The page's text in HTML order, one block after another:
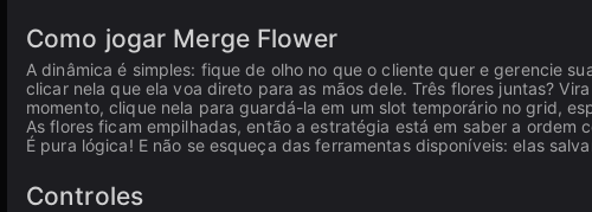
Como jogar Merge Flower
A dinâmica é simples: fique de olho no que o cliente quer e gerencie
clicar nela que ela voa direto para as mãos dele. Três flores juntas?
momento, clique nela para guardá-la em um slot temporário no grid,
As flores ficam empilhadas, então a estratégia está em saber a
É pura lógica! E não se esqueça das ferramentas disponíveis: elas
Controles